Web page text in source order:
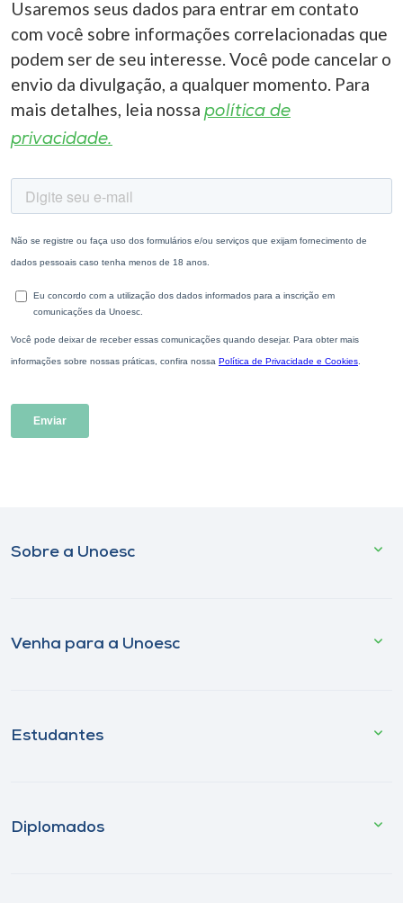
Usaremos seus dados para entrar em contato
com você sobre informações correlacionadas que
podem ser de seu interesse. Você pode cancelar o
envio da divulgação, a qualquer momento. Para
mais detalhes, leia nossa política de
privacidade.
Sobre a Unoesc
Venha para a Unoesc
Estudantes
Diplomados